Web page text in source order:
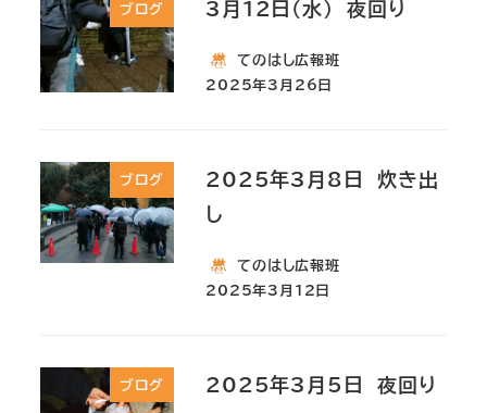
ブログ 3月12日(水) 夜回り
てのはし広報班
2025年3月26日
ブログ
2025年3月8日 炊き出
し
てのはし広報班
2025年3月12日
ブログ 2025年3月5日 夜回り